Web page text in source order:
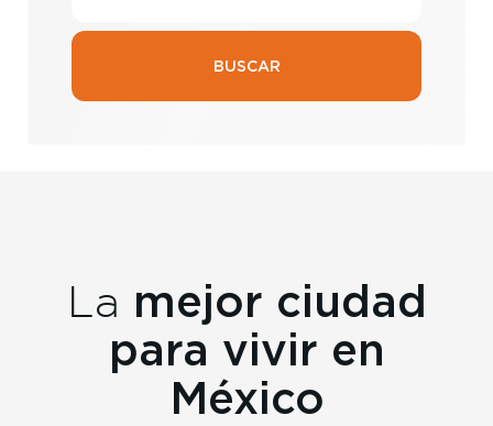
Elige tu ciudad
BUSCAR
La mejor ciudad
para vivir en
México